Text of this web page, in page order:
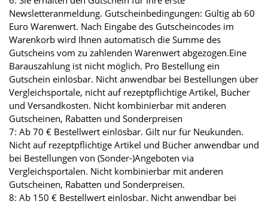
Newsletteranmeldung. Gutscheinbedingungen: Gültig ab 60
Euro Warenwert. Nach Eingabe des Gutscheincodes im
Warenkorb wird Ihnen automatisch die Summe des
Gutscheins vom zu zahlenden Warenwert abgezogen.Eine
Barauszahlung ist nicht möglich. Pro Bestellung ein
Gutschein einlösbar. Nicht anwendbar bei Bestellungen über
Vergleichsportale, nicht auf rezeptpflichtige Artikel, Bücher
und Versandkosten. Nicht kombinierbar mit anderen
Gutscheinen, Rabatten und Sonderpreisen
7: Ab 70 € Bestellwert einlösbar. Gilt nur für Neukunden.
Nicht auf rezeptpflichtige Artikel und Bücher anwendbar und
bei Bestellungen von (Sonder-)Angeboten via
Vergleichsportalen. Nicht kombinierbar mit anderen
Gutscheinen, Rabatten und Sonderpreisen.
8: Ab 150 € Bestellwert einlösbar. Nicht anwendbar bei